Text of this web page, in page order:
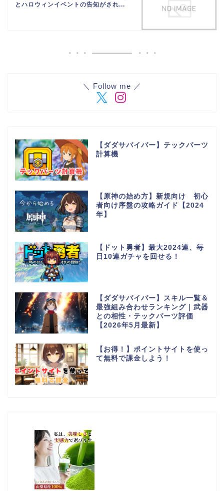
とハロウィンイベントの告知がされ...
＼ Follow me ／
【ダダサバイバー】テックパーツ
計算機
【原神の始め方】新規向け 初心
者向け序盤の攻略ガイド【2024
年】
【ドット勇者】最大2024連、毎
日10連ガチャを回せる！
【ダダサバイバー】スキル一覧＆
最強組み合わせランキング｜武器
との相性・テックパーツ評価
【2026年5月最新】
【お得！】ポイントサイトを使っ
て無料で課金しよう！